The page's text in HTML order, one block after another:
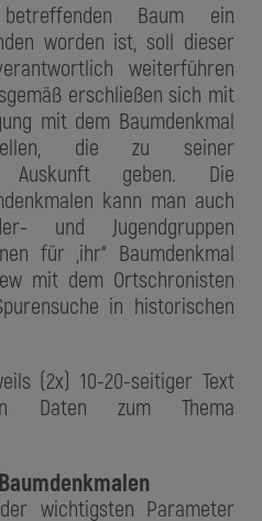
Baum ein
worden ist, soll dieser
weiterführen
erschließen sich mit
mit dem Baumdenkmal
die zu seiner
Auskunft geben. Die
kann man auch
und Jugendgruppen
für „ihr“ Baumdenkmal
mit dem Ortschronisten
in historischen
(2x) 10-20-seitiger Text
Daten zum Thema
wichtigsten Parameter